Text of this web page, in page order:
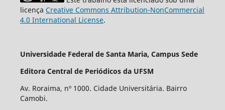
licença Creative Commons Attribution-NonCommercial
4.0 International License.
Universidade Federal de Santa Maria, Campus Sede
Editora Central de Periódicos da UFSM
Av. Roraima, nº 1000. Cidade Universitária. Bairro
Camobi.